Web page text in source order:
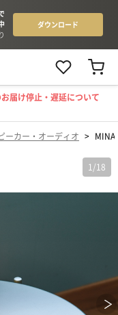
届け停止・遅延について
ーカー・オーディオ > MINA
1 /18